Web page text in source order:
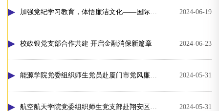
加强党纪学习教育，体悟廉洁文化——国际中文教育学院/海外教育学院组织开展党纪学习教育实践活动 2024-06-19
校政银党支部合作共建 开启金融消保新篇章 2024-06-23
能源学院党委组织师生党员赴厦门市党风廉政教育基地开展警示教育 2024-05-31
航空航天学院党委组织师生党支部赴翔安区廉洁文化教育点开展党纪学习教育 2024-05-31